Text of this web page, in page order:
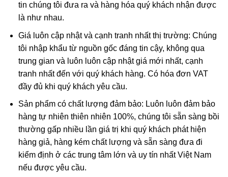
tương tác phức tạp củasắtvànhômsẽ tạo nên màu .
Khi nung nóng ametit thường chuyển thành màuvàng, và
hầu hếtcitrine,cairngormcủa ngành kim hoàn đá quý
được coi đơn giản chỉ là “ametit được gia nhiệt”. Thạch
anh ametit có xu hướng bị mất màu khi bị lộ ra mặt đất.
Ametit tổng hợp rất giống với ametit chất lượng cao. Các
đặc điểm hóa học và vật lý đều rất giống với ametit tự
nhiên nên rất khó phân biệt một cách chính xác trừ khi
dùng những thử nghiệm đá quý học cao cấp tốn kém. Thử
nghiệm dựa trên quy luật sinh đôi tên “Brazil law twinning”
(một dạng của thạch anh sinh đôi, khi đó cấu trúc thạch
anh phải và trái được liên kết tạo thành một tinh thể duy
tin chúng tôi đưa ra và hàng hóa quý khách nhận được
là như nhau.
Giá luôn cập nhật và cạnh tranh nhất thị trường: Chúng
tôi nhập khẩu từ nguồn gốc đáng tin cậy, không qua
trung gian và luôn luôn cập nhật giá mới nhất, cạnh
tranh nhất đến với quý khách hàng. Có hóa đơn VAT
đầy đủ khi quý khách yêu cầu.
Sản phẩm có chất lượng đảm bảo: Luôn luôn đảm bảo
hàng tự nhiên thiên nhiên 100%, chúng tôi sẵn sàng bồi
thường gấp nhiều lần giá trị khi quý khách phát hiện
hàng giả, hàng kém chất lượng và sẵn sàng đưa đi
kiểm định ở các trung tâm lớn và uy tín nhất Việt Nam
nếu được yêu cầu.